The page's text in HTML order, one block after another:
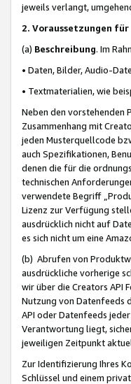
jeweils verlangt,
2. Voraussetzungen für
(a) Beschreibung. Im
• Daten, Bilder, Audio-
• Textmaterialien, wie
Neben den vorstehenden
Zusammenhang mit
jeden Musterquellcode
auch Spezifikationen,
denen die für die
technischen
verwendete Begriff
Lizenz zur Verfügung
ausdrücklich nicht auf
es sich nicht um eine
(b) Abrufen von
ausdrückliche vorherige
wir über die Creators API
Nutzung von Datenfeeds
API oder Datenfeeds
Verantwortung liegt,
jeweiligen Zeitpunkt
Zur Identifizierung Ihres
Schlüssel und einem